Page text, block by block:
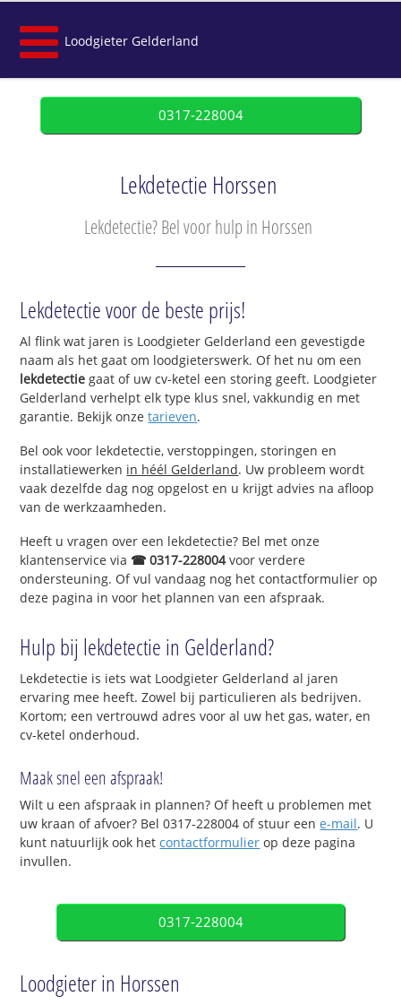
Loodgieter Gelderland
0317-228004
Lekdetectie Horssen
Lekdetectie? Bel voor hulp in Horssen
Lekdetectie voor de beste prijs!
Al flink wat jaren is Loodgieter Gelderland een gevestigde
naam als het gaat om loodgieterswerk. Of het nu om een
lekdetectie gaat of uw cv-ketel een storing geeft. Loodgieter
Gelderland verhelpt elk type klus snel, vakkundig en met
garantie. Bekijk onzetarieven.
Bel ook voor lekdetectie, verstoppingen, storingen en
installatiewerken in héél Gelderland. Uw probleem wordt
vaak dezelfde dag nog opgelost en u krijgt advies na afloop
van de werkzaamheden.
Heeft u vragen over een lekdetectie? Bel met onze
klantenservice via ☎ 0317-228004voor verdere
ondersteuning. Of vul vandaag nog het contactformulier op
deze pagina in voor het plannen van een afspraak.
Hulp bij lekdetectie in Gelderland?
Lekdetectie is iets wat Loodgieter Gelderland al jaren
ervaring mee heeft. Zowel bij particulieren als bedrijven.
Kortom; een vertrouwd adres voor al uw het gas, water, en
cv-ketel onderhoud.
Maak snel een afspraak!
Wilt u een afspraak in plannen? Of heeft u problemen met
uw kraan of afvoer? Bel 0317-228004 of stuur eene-mail. U
kunt natuurlijk ook hetcontactformulier op deze pagina
invullen.
0317-228004
Loodgieter in Horssen